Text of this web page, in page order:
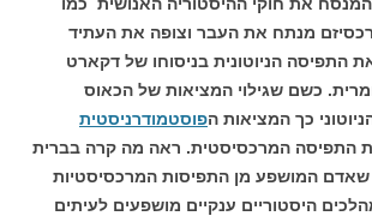
מנתח את העבר וצופה את העתיד
התפיסה הניוטונית בניסוחו של דקארט
כשם שגילוי המציאות של הכאוס
כך המציאות הפוסטמודרניסטית
התפיסה המרכסיסטית. ראה מה קרה בברית
שאדם המושפע מן התפיסות המרכסיסטיות
היסטוריים ענקיים מושפעים לעיתים